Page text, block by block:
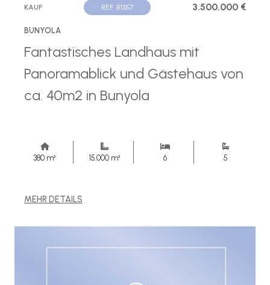
KAUF REF. R1357 3.500.000 €
BUNYOLA
Fantastisches Landhaus mit
Panoramablick und Gästehaus von
ca. 40m2 in Bunyola
380 m² 15.000 m² 6 5
MEHR DETAILS